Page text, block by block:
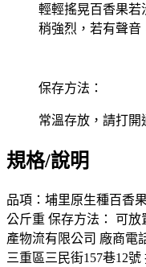
輕輕搖晃百香果若
稍強烈，若有聲音
保存方法：
常溫存放，請打開
規格/說明
品項：埔里原生種百香
公斤重 保存方法： 可
產物流有限公司 廠商電
三重區三民街157巷12